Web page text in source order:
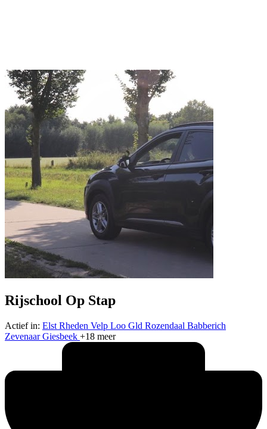
Rijschool Op Stap
Actief in: Elst Rheden Velp Loo Gld Rozendaal Babberich
ZevenaarGiesbeek +18 meer